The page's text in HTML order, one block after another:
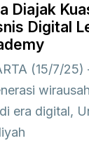
Diajak
Digital
(15/7/
era digital,